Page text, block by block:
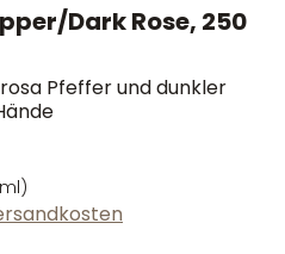
Dark Rose, 250
Pfeffer und dunkler